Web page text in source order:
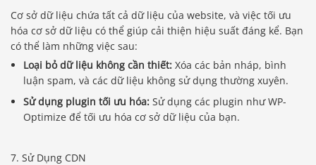
Cơ sở dữ liệu chứa tất cả dữ liệu của website, và việc tối ưu
hóa cơ sở dữ liệu có thể giúp cải thiện hiệu suất đáng kể. Bạn
có thể làm những việc sau:
Loại bỏ dữ liệu không cần thiết: Xóa các bản nháp, bình
luận spam, và các dữ liệu không sử dụng thường xuyên.
Sử dụng plugin tối ưu hóa: Sử dụng các plugin như WP-
Optimize để tối ưu hóa cơ sở dữ liệu của bạn.
7. Sử Dụng CDN